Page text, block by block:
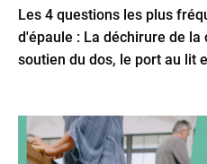
Les 4 questions les plus
d'épaule : La déchirure de
soutien du dos, le port au lit